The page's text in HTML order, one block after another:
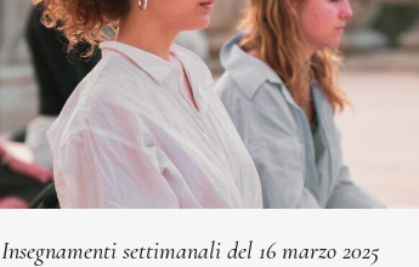
Insegnamenti settimanali del 16 marzo 2025